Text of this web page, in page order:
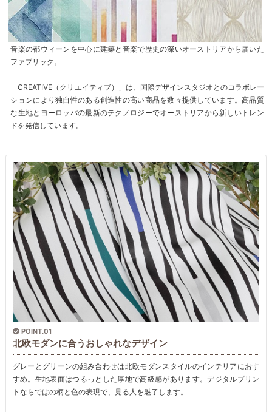
音楽の都ウィーンを中心に建築と音楽で歴史の深いオーストリアから届いた
ファブリック。
「CREATIVE（クリエイティブ）」は、国際デザインスタジオとのコラボレー
ションにより独自性のある創造性の高い商品を数々提供しています。高品質
な生地とヨーロッパの最新のテクノロジーでオーストリアから新しいトレン
ドを発信しています。
POINT.01
北欧モダンに合うおしゃれなデザイン
グレーとグリーンの組み合わせは北欧モダンスタイルのインテリアにおす
すめ。生地表面はつるっとした厚地で高級感があります。デジタルプリン
トならではの柄と色の表現で、見る人を魅了します。